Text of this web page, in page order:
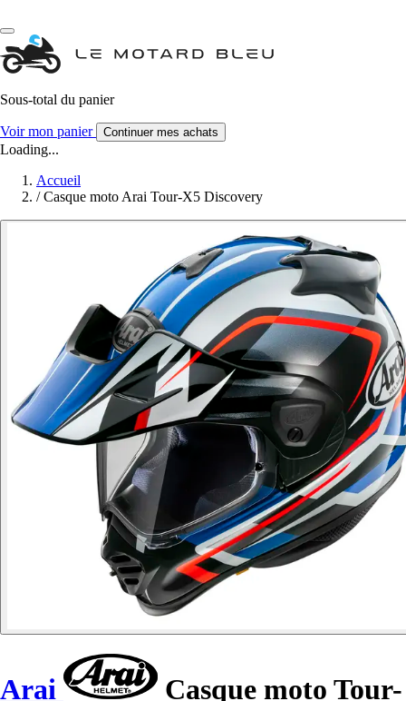
Sous-total du panier
Voir mon panier Continuer mes achats
Loading...
Accueil
/ Casque moto Arai Tour-X5 Discovery
Arai
Casque moto Tour-